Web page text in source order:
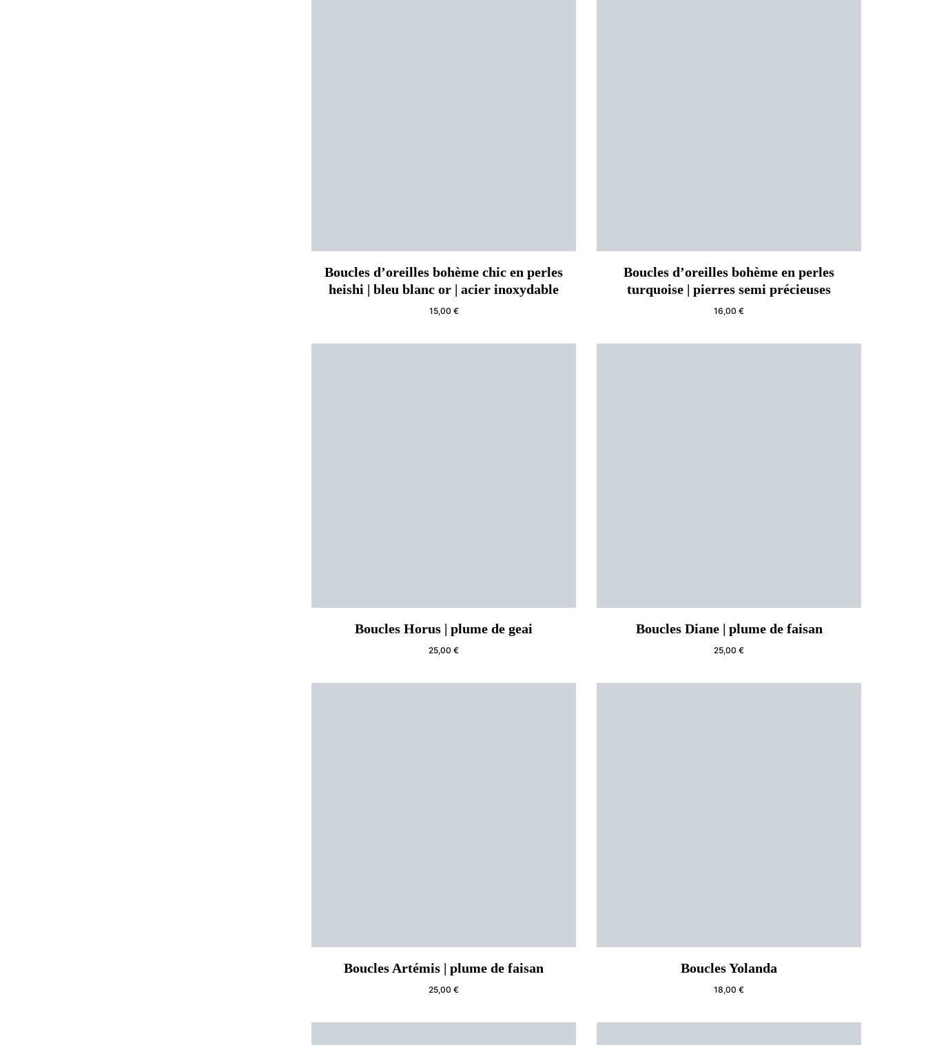
Boucles d’oreilles bohème chic en perles
heishi | bleu blanc or | acier inoxydable
15,00 €
Boucles d’oreilles bohème en perles
turquoise | pierres semi précieuses
16,00€
Boucles Horus | plume de geai
25,00 €
Boucles Diane | plume de faisan
25,00€
Boucles Artémis | plume de faisan
25,00 €
Boucles Yolanda
18,00€